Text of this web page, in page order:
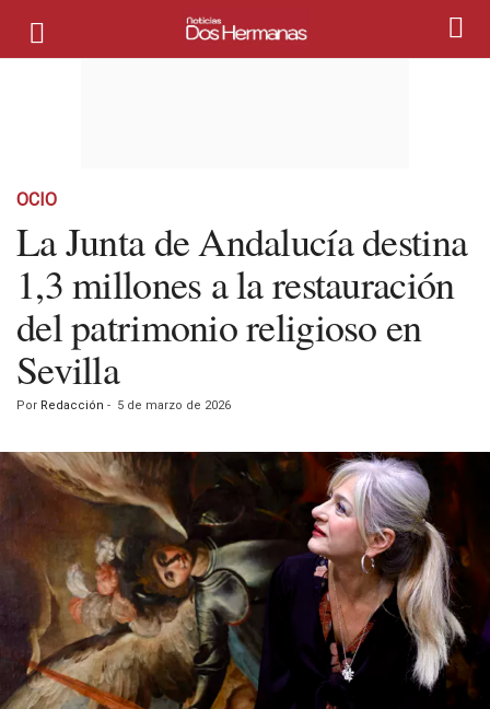
OCIO
La Junta de Andalucía destina
1,3 millones a la restauración
del patrimonio religioso en
Sevilla
Por Redacción - 5 de marzo de 2026